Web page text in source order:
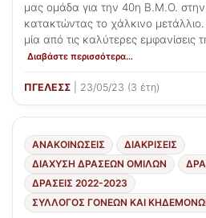
μας ομάδα για την 40η Β.Μ.Ο. στην
κατακτώντας το χάλκινο
μία από τις καλύτερες εμφανίσεις
Διαβάστε περισσότερα…
ΠΓΕΛΕΣΣ | 23/05/23 (3 έτη)
ΑΝΑΚΟΙΝΩΣΕΙΣ
ΔΙΑΚΡΊΣΕΙΣ
ΔΙΆΧΥΣΗ ΔΡΆΣΕΩΝ ΟΜΊΛΩΝ
ΔΡΆΣΕΙΣ 2022-2023
ΣΎΛΛΟΓΟΣ ΓΟΝΈΩΝ ΚΑΙ